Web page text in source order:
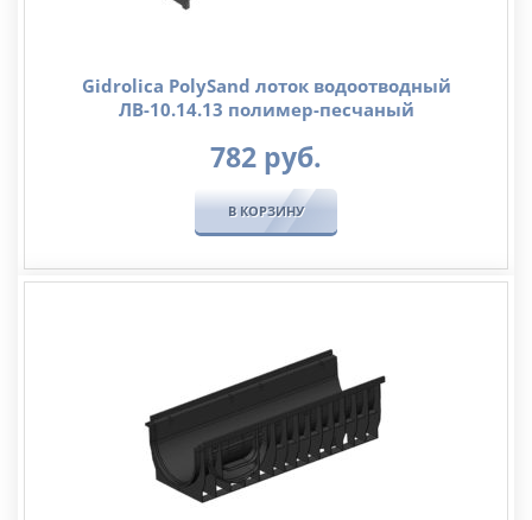
Gidrolica PolySand лоток водоотводный
ЛВ-10.14.13 полимер-песчаный
782 руб.
В КОРЗИНУ